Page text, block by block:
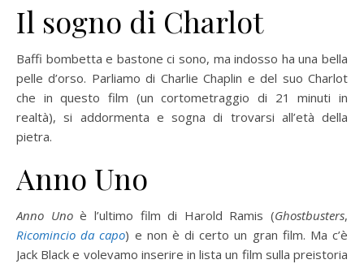
Il sogno di Charlot
Baffi bombetta e bastone ci sono, ma indosso ha una bella
pelle d’orso. Parliamo di Charlie Chaplin e del suo Charlot
che in questo film (un cortometraggio di 21 minuti in
realtà), si addormenta e sogna di trovarsi all’età della
pietra.
Anno Uno
Anno Unoè l’ultimo film di Harold Ramis (Ghostbusters,
Ricomincio da capo) e non è di certo un gran film. Ma c’è
Jack Black e volevamo inserire in lista un film sulla preistoria